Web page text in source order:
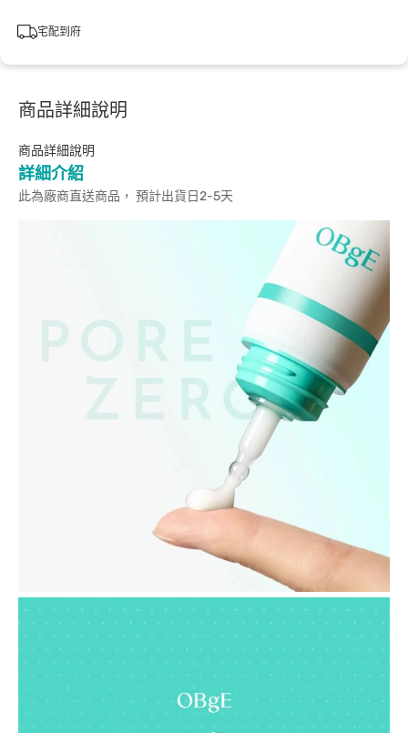
宅配到府
商品詳細說明
商品詳細說明
詳細介紹
此為廠商直送商品， 預計出貨日2-5天